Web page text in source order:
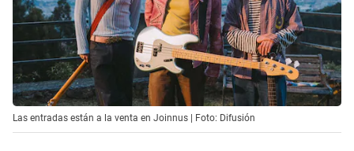
Las entradas están a la venta en Joinnus | Foto: Difusión